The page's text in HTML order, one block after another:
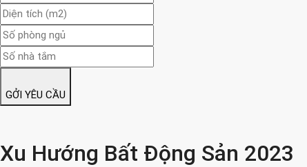
GỞI YÊU CẦU
Xu Hướng Bất Động Sản 2023